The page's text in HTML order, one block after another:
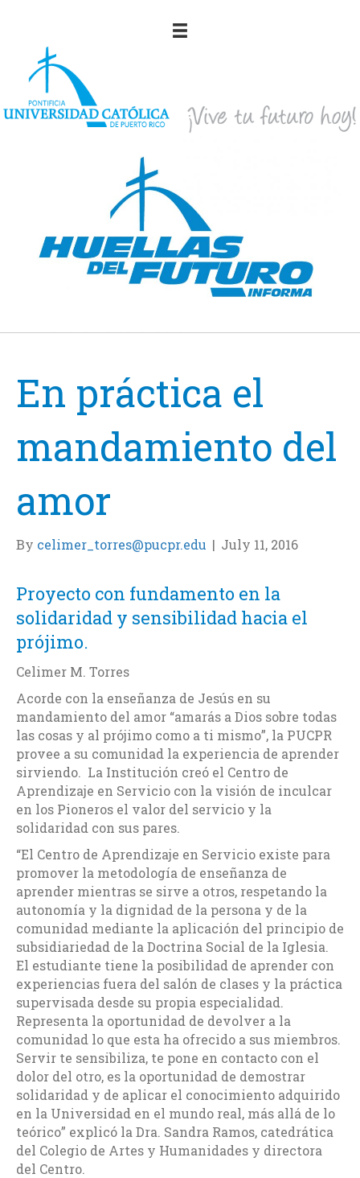
En práctica el
mandamiento del
amor
By celimer_torres@pucpr.edu | July 11, 2016
Proyecto con fundamento en la
solidaridad y sensibilidad hacia el
prójimo.
Celimer M. Torres
Acorde con la enseñanza de Jesús en su
mandamiento del amor “amarás a Dios sobre todas
las cosas y al prójimo como a ti mismo”, la PUCPR
provee a su comunidad la experiencia de aprender
sirviendo. La Institución creó el Centro de
Aprendizaje en Servicio con la visión de inculcar
en los Pioneros el valor del servicio y la
solidaridad con sus pares.
“El Centro de Aprendizaje en Servicio existe para
promover la metodología de enseñanza de
aprender mientras se sirve a otros, respetando la
autonomía y la dignidad de la persona y de la
comunidad mediante la aplicación del principio de
subsidiariedad de la Doctrina Social de la Iglesia.
El estudiante tiene la posibilidad de aprender con
experiencias fuera del salón de clases y la práctica
supervisada desde su propia especialidad.
Representa la oportunidad de devolver a la
comunidad lo que esta ha ofrecido a sus miembros.
Servir te sensibiliza, te pone en contacto con el
dolor del otro, es la oportunidad de demostrar
solidaridad y de aplicar el conocimiento adquirido
en la Universidad en el mundo real, más allá de lo
teórico” explicó la Dra. Sandra Ramos, catedrática
del Colegio de Artes y Humanidades y directora
del Centro.